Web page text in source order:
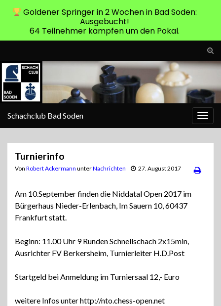
Schachclub Bad Soden
Turnierinfo
Von Robert Ackermann unterNachrichten 27. August 2017
Am 10.September finden die Niddatal Open 2017 im
Bürgerhaus Nieder-Erlenbach, Im Sauern 10, 60437
Frankfurt statt.
Beginn: 11.00 Uhr 9 Runden Schnellschach 2x15min,
Ausrichter FV Berkersheim, Turnierleiter H.D.Post
Startgeld bei Anmeldung im Turniersaal 12,- Euro
weitere Infos unter http://nto.chess-open.net
Goldener Springer in 2 Wochen in Bad Soden:
Ausgebucht!
64 Teilnehmer kämpfen um den Pokal.